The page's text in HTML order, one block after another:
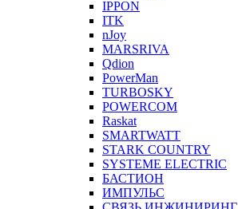
IPPON
ITK
nJoy
MARSRIVA
Qdion
PowerMan
TURBOSKY
POWERCOM
Raskat
SMARTWATT
STARK COUNTRY
SYSTEME ELECTRIC
БАСТИОН
ИМПУЛЬС